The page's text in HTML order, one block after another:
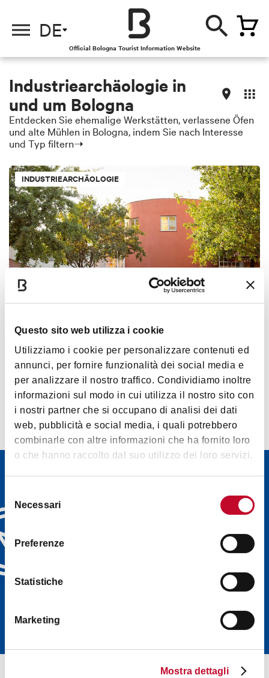
Questo sito web utilizza i cookie
Utilizziamo i cookie per personalizzare contenuti ed
annunci, per fornire funzionalità dei social media e
per analizzare il nostro traffico. Condividiamo inoltre
informazioni sul modo in cui utilizza il nostro sito con
i nostri partner che si occupano di analisi dei dati
web, pubblicità e social media, i quali potrebbero
combinarle con altre informazioni che ha fornito loro
o che hanno raccolto dal suo utilizzo dei loro servizi.
del
consenso
Necessari
Preferenze
Statistiche
Marketing
Mostra dettagli
DE
Official Bologna Tourist Information Website
Industriearchäologie in
und um Bologna
Entdecken Sie ehemalige Werkstätten, verlassene Öfen
und alte Mühlen in Bologna, indem Sie nach Interesse
und Typ filtern➝
INDUSTRIEARCHÄOLOGIE
Tabacchi (Tabakfabrik)
BOLOGNA
Newsletter
Newsletter von Bologna
den für Sie passenden aus:
Touren direkt in Ihrem
Posteingang (auf Englisch)
WEITERLESEN